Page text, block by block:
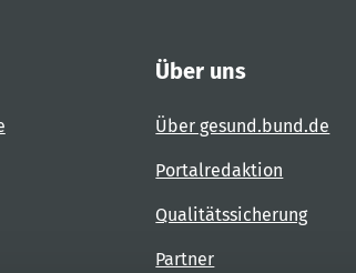
Über uns
Über gesund.bund.de
Portalredaktion
Qualitätssicherung
Partner